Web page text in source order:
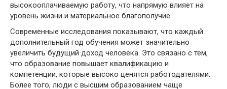
высокооплачиваемую работу, что напрямую влияет на
уровень жизни и материальное благополучие.
Современные исследования показывают, что каждый
дополнительный год обучения может значительно
увеличить будущий доход человека. Это связано с тем,
что образование повышает квалификацию и
компетенции, которые высоко ценятся работодателями.
Более того, люди с высшим образованием чаще